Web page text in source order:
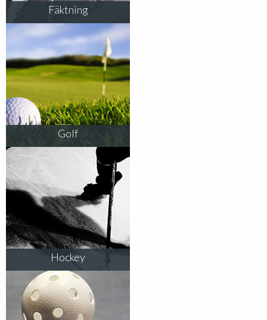
Fäktning
Golf
Hockey